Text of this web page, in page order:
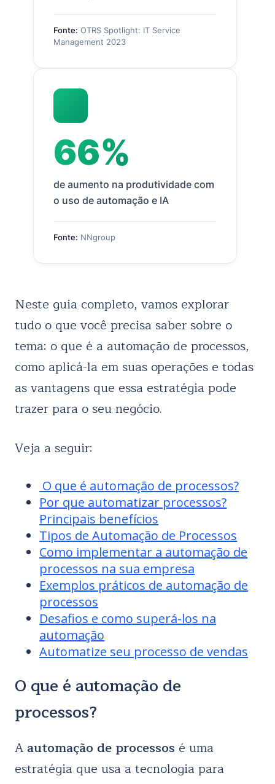
Fonte: OTRS Spotlight: IT Service
Management 2023
66%
de aumento na produtividade com
o uso de automação e IA
Fonte: NNgroup
Neste guia completo, vamos explorar
tudo o que você precisa saber sobre o
tema: o que é a automação de processos,
como aplicá-la em suas operações e todas
as vantagens que essa estratégia pode
trazer para o seu negócio.
Veja a seguir:
O que é automação de processos?
Por que automatizar processos?
Principais benefícios
Tipos de Automação de Processos
Como implementar a automação de
processos na sua empresa
Exemplos práticos de automação de
processos
Desafios e como superá-los na
automação
Automatize seu processo de vendas
O que é automação de
processos?
A automação de processos é uma
estratégia que usa a tecnologia para